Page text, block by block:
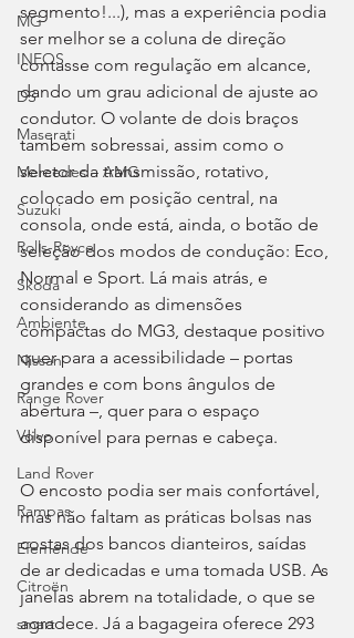
MG
INEOS
DS
Maserati
Mercedes – AMG
Suzuki
Rolls-Royce
Skoda
Ambiente
Nissan
Range Rover
Volvo
Land Rover
Rampas
Efeméride
Citroën
smart
segmento!...), mas a experiência podia
ser melhor se a coluna de direção
contasse com regulação em alcance,
dando um grau adicional de ajuste ao
condutor. O volante de dois braços
também sobressai, assim como o
seletor da transmissão, rotativo,
colocado em posição central, na
consola, onde está, ainda, o botão de
seleção dos modos de condução: Eco,
Normal e Sport. Lá mais atrás, e
considerando as dimensões
compactas do MG3, destaque positivo
quer para a acessibilidade – portas
grandes e com bons ângulos de
abertura –, quer para o espaço
disponível para pernas e cabeça.
O encosto podia ser mais confortável,
mas não faltam as práticas bolsas nas
costas dos bancos dianteiros, saídas
de ar dedicadas e uma tomada USB. As
janelas abrem na totalidade, o que se
agradece. Já a bagageira oferece 293